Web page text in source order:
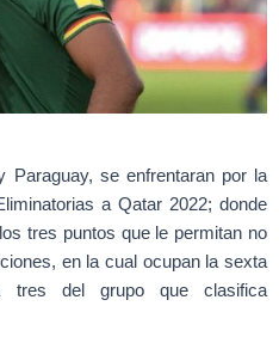
Paraguay, se enfrentaran por la
a Qatar 2022; donde
tres puntos que le permitan no
en la cual ocupan la sexta
tres del grupo que clasifica